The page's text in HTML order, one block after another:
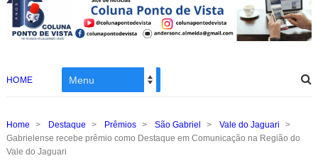
HOME
Home > Destaque > Prêmios > São Gabriel > Vale do Jaguari
>
Gabrielense recebe prêmio como Destaque em Comunicação na Região do
Vale do Jaguari